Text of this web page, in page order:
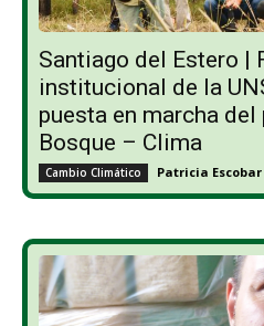
Santiago del Estero |
institucional de la
puesta en marcha del
Bosque – Clima
Cambio Climático Patricia Escobar